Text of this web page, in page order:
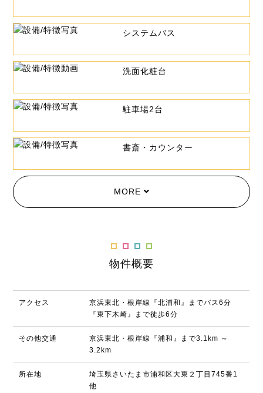
システムバス
洗面化粧台
駐車場2台
書斎・カウンター
MORE
物件概要
アクセス
京浜東北・根岸線『北浦和』までバス6分
『東下木崎』まで徒歩6分
その他交通
京浜東北・根岸線『浦和』まで3.1km ～
3.2km
所在地
埼玉県さいたま市浦和区大東２丁目745番1
他